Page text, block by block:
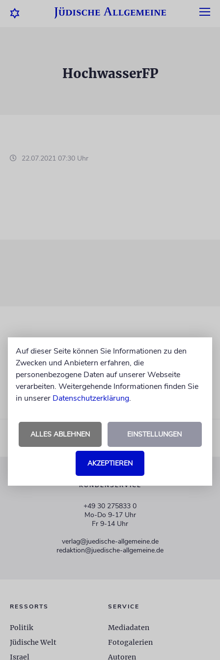
HochwasserFP
22.07.2021 07:30 Uhr
KUNDENSERVICE
+49 30 275833 0
Mo-Do 9-17 Uhr
Fr 9-14 Uhr
verlag@juedische-allgemeine.de
redaktion@juedische-allgemeine.de
RESSORTS
Politik
Jüdische Welt
Israel
SERVICE
Mediadaten
Fotogalerien
Autoren
Auf dieser Seite können Sie Informationen zu den
Zwecken und Anbietern erfahren, die
personenbezogene Daten auf unserer Webseite
verarbeiten. Weitergehende Informationen finden Sie
in unserer Datenschutzerklärung.
ALLES ABLEHNEN EINSTELLUNGEN
AKZEPTIEREN